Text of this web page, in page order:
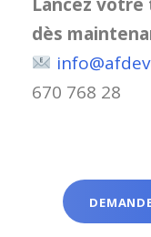
dès
670 768 28